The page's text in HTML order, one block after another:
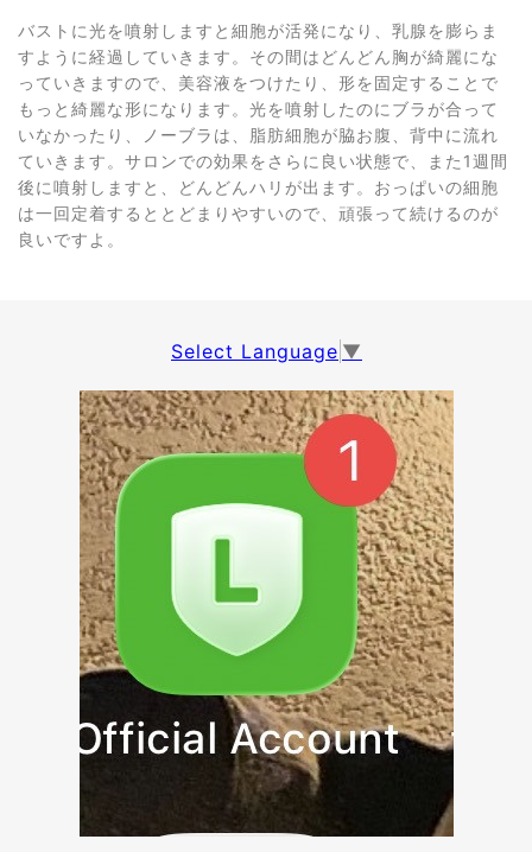
バストに光を噴射しますと細胞が活発になり、乳腺を膨らま
すように経過していきます。その間はどんどん胸が綺麗にな
っていきますので、美容液をつけたり、形を固定することで
もっと綺麗な形になります。光を噴射したのにブラが合って
いなかったり、ノーブラは、脂肪細胞が脇お腹、背中に流れ
ていきます。サロンでの効果をさらに良い状態で、また1週間
後に噴射しますと、どんどんハリが出ます。おっぱいの細胞
は一回定着するととどまりやすいので、頑張って続けるのが
良いですよ。
Select Language ▼